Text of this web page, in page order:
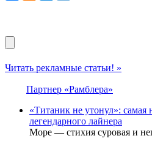
Читать рекламные статьи! »
Партнер «Рамблера»
«Титаник не утонул»: самая
легендарного лайнера
Море — стихия суровая и